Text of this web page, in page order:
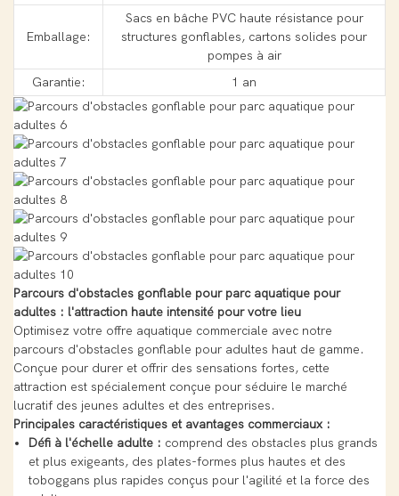
Emballage:
Sacs en bâche PVC haute résistance pour
structures gonflables, cartons solides pour
pompes à air
Garantie:
1 an
Parcours d'obstacles gonflable pour parc aquatique pour
adultes : l'attraction haute intensité pour votre lieu
Optimisez votre offre aquatique commerciale avec notre
parcours d'obstacles gonflable pour adultes haut de gamme.
Conçue pour durer et offrir des sensations fortes, cette
attraction est spécialement conçue pour séduire le marché
lucratif des jeunes adultes et des entreprises.
Principales caractéristiques et avantages commerciaux :
Défi à l'échelle adulte : comprend des obstacles plus grands
et plus exigeants, des plates-formes plus hautes et des
toboggans plus rapides conçus pour l'agilité et la force des